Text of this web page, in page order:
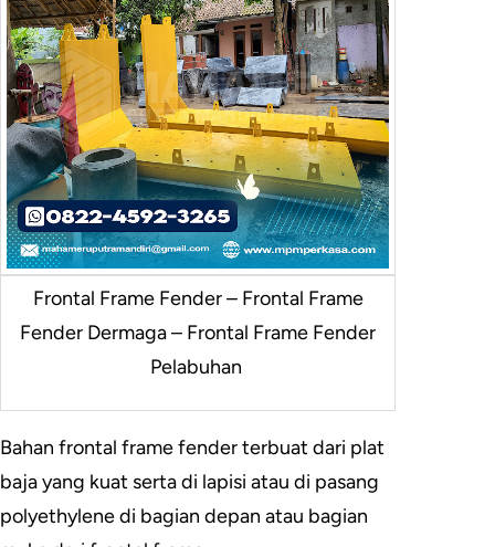
Frontal Frame Fender – Frontal Frame
Fender Dermaga – Frontal Frame Fender
Pelabuhan
Bahan frontal frame fender terbuat dari plat
baja yang kuat serta di lapisi atau di pasang
polyethylene di bagian depan atau bagian